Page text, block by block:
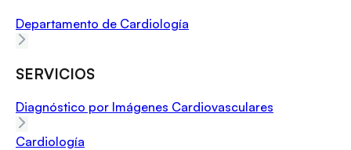
Departamento de Cardiología
SERVICIOS
Diagnóstico por Imágenes Cardiovasculares
Cardiología